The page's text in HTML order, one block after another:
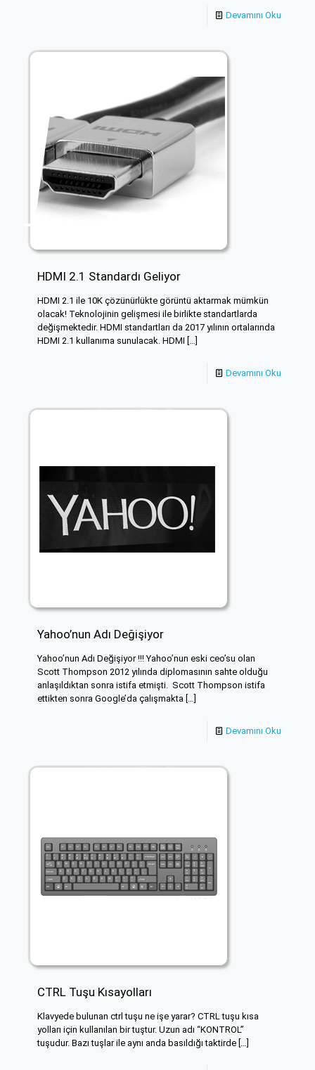
Devamını Oku
HDMI 2.1 Standardı Geliyor
HDMI 2.1 ile 10K çözünürlükte görüntü aktarmak mümkün
olacak! Teknolojinin gelişmesi ile birlikte standartlarda
değişmektedir. HDMI standartları da 2017 yılının ortalarında
HDMI 2.1 kullanıma sunulacak. HDMI
Devamını Oku
Yahoo’nun Adı Değişiyor
Yahoo’nun Adı Değişiyor !!! Yahoo’nun eski ceo’su olan
Scott Thompson 2012 yılında diplomasının sahte olduğu
anlaşıldıktan sonra istifa etmişti. Scott Thompson istifa
ettikten sonra Google’da çalışmakta
Devamını Oku
CTRL Tuşu Kısayolları
Klavyede bulunan ctrl tuşu ne işe yarar? CTRL tuşu kısa
yolları için kullanılan bir tuştur. Uzun adı “KONTROL”
tuşudur. Bazı tuşlar ile aynı anda basıldığı taktirde